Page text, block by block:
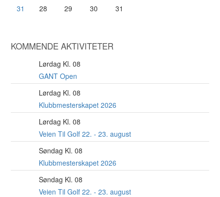
31 28 29 30 31
KOMMENDE AKTIVITETER
Lørdag Kl. 08
GANT Open
Lørdag Kl. 08
Klubbmesterskapet 2026
Lørdag Kl. 08
Veien Til Golf 22. - 23. august
Søndag Kl. 08
Klubbmesterskapet 2026
Søndag Kl. 08
Veien Til Golf 22. - 23. august